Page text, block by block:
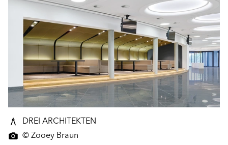
DREI ARCHITEKTEN
© Zooey Braun